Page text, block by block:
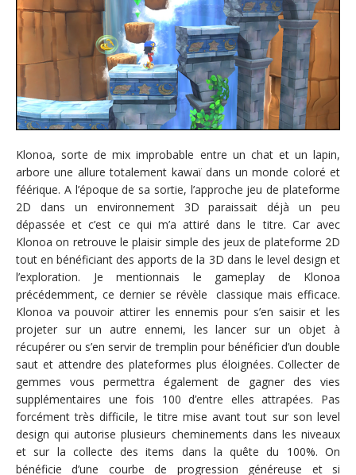
Klonoa, sorte de mix improbable entre un chat et un lapin,
arbore une allure totalement kawaï dans un monde coloré et
féérique. A l’époque de sa sortie, l’approche jeu de plateforme
2D dans un environnement 3D paraissait déjà un peu
dépassée et c’est ce qui m’a attiré dans le titre. Car avec
Klonoa on retrouve le plaisir simple des jeux de plateforme 2D
tout en bénéficiant des apports de la 3D dans le level design et
l’exploration. Je mentionnais le gameplay de Klonoa
précédemment, ce dernier se révèle classique mais efficace.
Klonoa va pouvoir attirer les ennemis pour s’en saisir et les
projeter sur un autre ennemi, les lancer sur un objet à
récupérer ou s’en servir de tremplin pour bénéficier d’un double
saut et attendre des plateformes plus éloignées. Collecter de
gemmes vous permettra également de gagner des vies
supplémentaires une fois 100 d’entre elles attrapées. Pas
forcément très difficile, le titre mise avant tout sur son level
design qui autorise plusieurs cheminements dans les niveaux
et sur la collecte des items dans la quête du 100%. On
bénéficie d’une courbe de progression généreuse et si